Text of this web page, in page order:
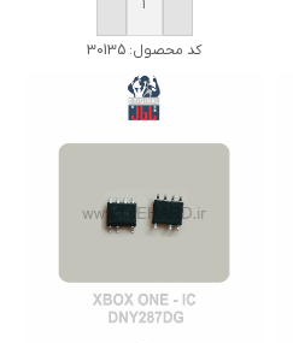
خرید
کد محصول: 30135